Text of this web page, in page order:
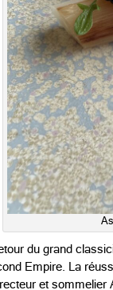
du grand
Empire. La
et